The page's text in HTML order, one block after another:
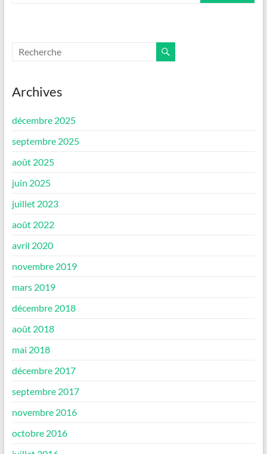
Archives
décembre 2025
septembre 2025
août 2025
juin 2025
juillet 2023
août 2022
avril 2020
novembre 2019
mars 2019
décembre 2018
août 2018
mai 2018
décembre 2017
septembre 2017
novembre 2016
octobre 2016